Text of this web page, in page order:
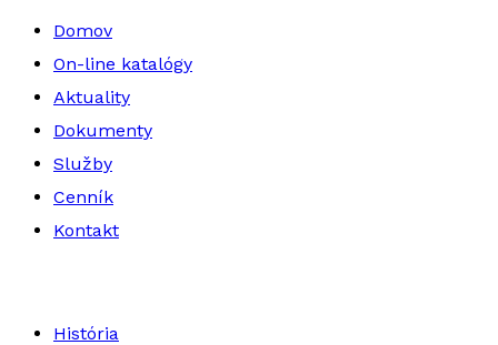
Domov
On-line katalógy
Aktuality
Dokumenty
Služby
Cenník
Kontakt
História